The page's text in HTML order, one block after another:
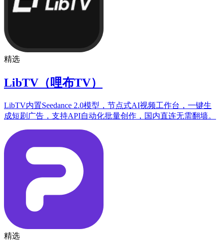
精选
LibTV（哩布TV）
LibTV内置Seedance 2.0模型，节点式AI视频工作台，一键生
成短剧广告，支持API自动化批量创作，国内直连无需翻墙。
精选